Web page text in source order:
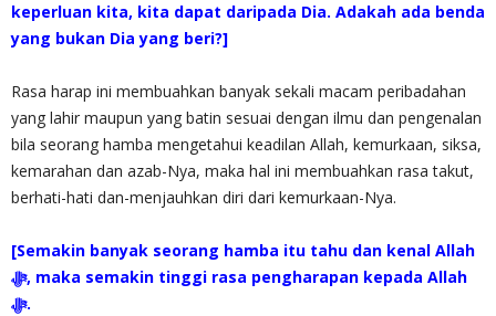
keperluan kita, kita dapat daripada Dia. Adakah ada benda
yang bukan Dia yang beri?]
Rasa harap ini membuahkan banyak sekali macam peribadahan
yang lahir maupun yang batin sesuai dengan ilmu dan pengenalan
bila seorang hamba mengetahui keadilan Allah, kemurkaan, siksa,
kemarahan dan azab-Nya, maka hal ini membuahkan rasa takut,
berhati-hati dan-menjauhkan diri dari kemurkaan-Nya.
[Semakin banyak seorang hamba itu tahu dan kenal Allah
ﷻ.